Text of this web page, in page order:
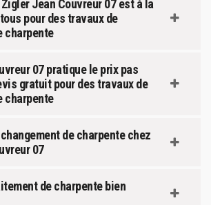
Jean Couvreur 07 est à la
pour des travaux de
charpente
07 pratique le prix pas
gratuit pour des travaux de
charpente
de charpente chez
07
de charpente bien